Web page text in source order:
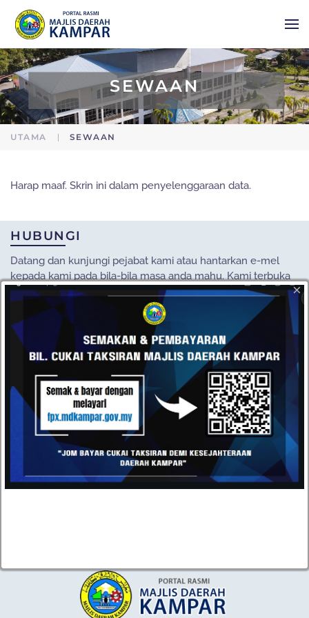
Skip to main content
SEWAAN
UTAMA SEWAAN
Harap maaf. Skrin ini dalam penyelenggaraan data.
HUBUNGI
Datang dan kunjungi pejabat kami atau hantarkan e-mel
kepada kami pada bila-bila masa anda mahu. Kami terbuka
kepada semua cadangan daripada pelanggan kami.
Majlis Daerah Kampar, Kompleks Pentadbiran MD
Kampar, Jalan Iskandar, 31900 Kampar, Perak
05-4671020 / 05-4671030
05-4671040
urusetia[at]mdkampar[dot]gov[dot]my
TOPIK POPULAR
TENDER DAN SEBUTHARGA
KEPUTUSAN TENDER DAN SEBUTHARGA
JAWATAN KOSONG
×